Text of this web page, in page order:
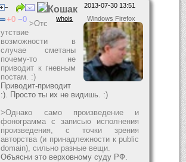
2013-07-30 13:51
Windows Firefox
whois
0 0
Кошак
>Отс
утствие
возможности в
случае сметаны
почему-то не
приводит к гневным
постам. :)
Приводит-приводит
:). Просто ты их не видишь. :)
>Однако само произведение и
фонограмма с записью исполнения
произведения, с точки зрения
авторства (и принадлежности к public
domain), сильно разные вещи.
Объясни это верховному суду РФ.